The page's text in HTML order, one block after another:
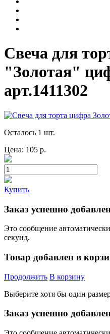
Свеча для
"Золотая"
арт.1411302
Осталось 1 шт.
Цена: 105 р.
Купить
Заказ успешно
Это сообщение автоматически
секунд.
Товар добавлен в
Продолжить В корзину
Выберите хотя бы один
Заказ успешно